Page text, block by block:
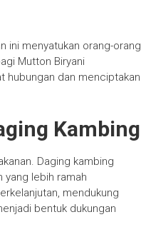
ini menyatukan orang-orang
Mutton Biryani
hubungan dan menciptakan
Kambing
Daging kambing
yang lebih ramah
mendukung
bentuk dukungan